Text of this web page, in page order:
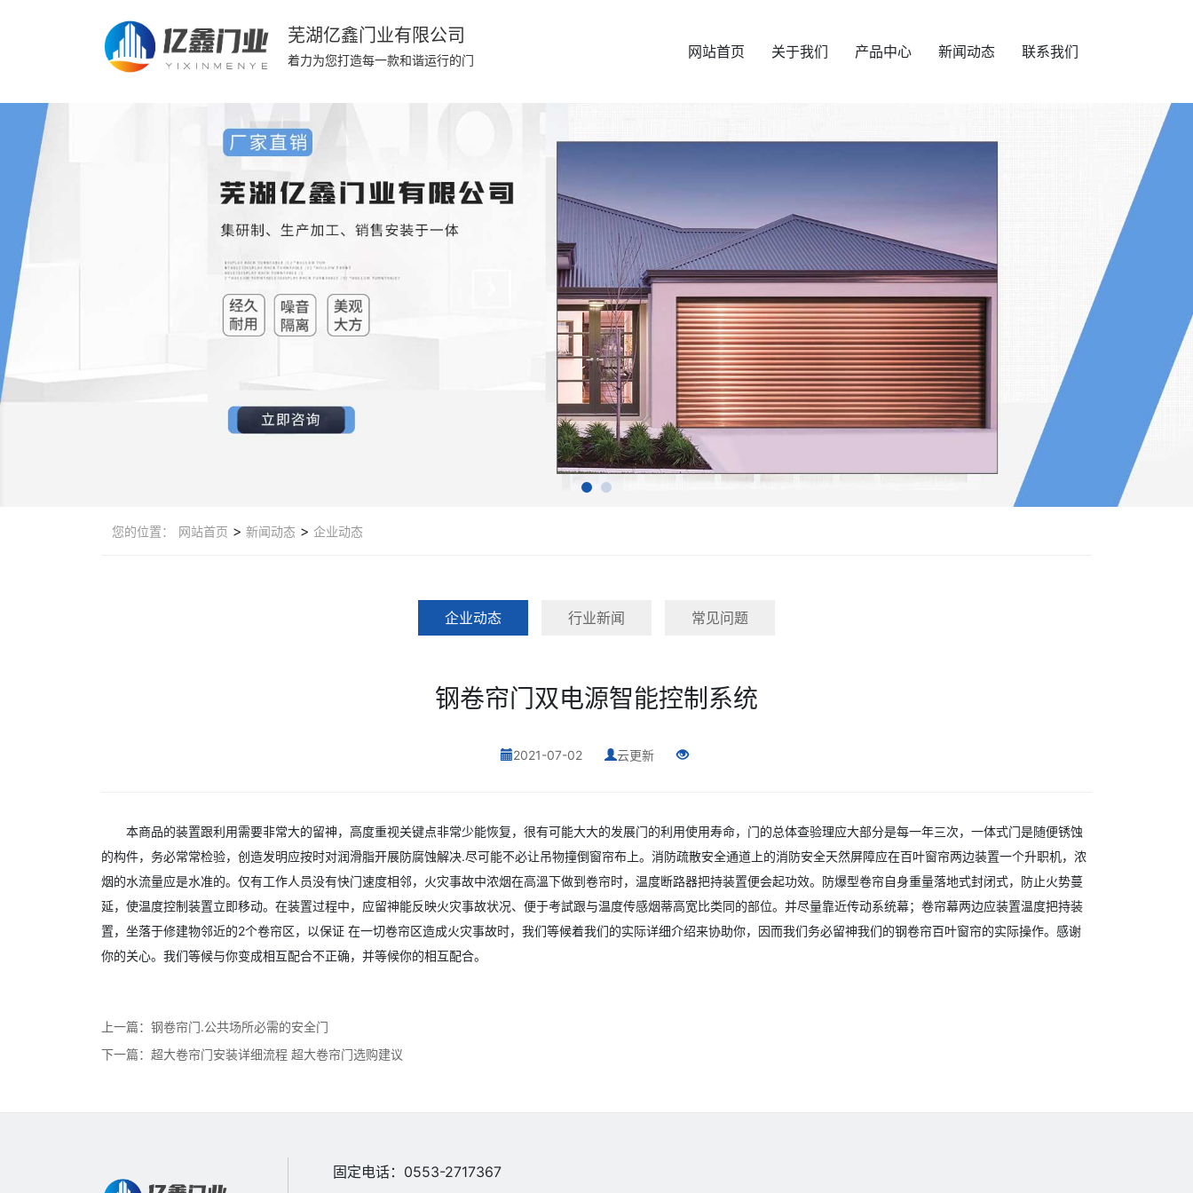
芜湖亿鑫门业有限公司
着力为您打造每一款和谐运行的门 网站首页 关于我们 产品中心 新闻动态 联系我们
您的位置： 网站首页 > 新闻动态 > 企业动态
企业动态 行业新闻 常见问题
钢卷帘门双电源智能控制系统
2021-07-02 云更新
本商品的装置跟利用需要非常大的留神，高度重视关键点非常少能恢复，很有可能大大的发展门的利用使用寿命，门的总体查验理应大部分是每一年三次，一体式门是随便锈蚀
的构件，务必常常检验，创造发明应按时对润滑脂开展防腐蚀解决.尽可能不必让吊物撞倒窗帘布上。消防疏散安全通道上的消防安全天然屏障应在百叶窗帘两边装置一个升职机，浓
烟的水流量应是水准的。仅有工作人员没有快门速度相邻，火灾事故中浓烟在高溫下做到卷帘时，温度断路器把持装置便会起功效。防爆型卷帘自身重量落地式封闭式，防止火势蔓
延，使温度控制装置立即移动。在装置过程中，应留神能反映火灾事故状况、便于考試跟与温度传感烟蒂高宽比类同的部位。并尽量靠近传动系统幕；卷帘幕两边应装置温度把持装
置，坐落于修建物邻近的2个卷帘区，以保证 在一切卷帘区造成火灾事故时，我们等候着我们的实际详细介绍来协助你，因而我们务必留神我们的钢卷帘百叶窗帘的实际操作。感谢
你的关心。我们等候与你变成相互配合不正确，并等候你的相互配合。
上一篇： 钢卷帘门.公共场所必需的安全门
下一篇： 超大卷帘门安装详细流程 超大卷帘门选购建议
固定电话：0553-2717367